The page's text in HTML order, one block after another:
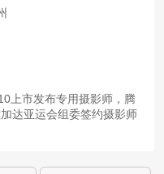
上市发布专用摄影师，腾
达亚运会组委签约摄影师